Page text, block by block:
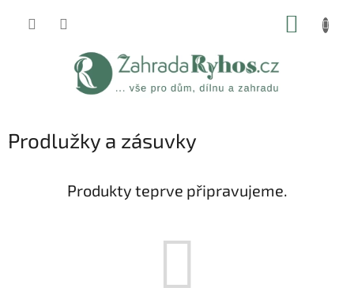
Prodlužky a zásuvky
Produkty teprve připravujeme.